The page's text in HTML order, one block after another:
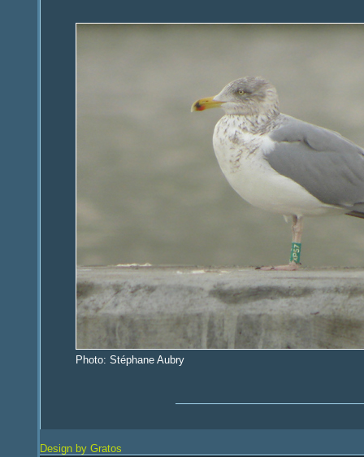
Photo: Stéphane Aubry
Design by Gratos